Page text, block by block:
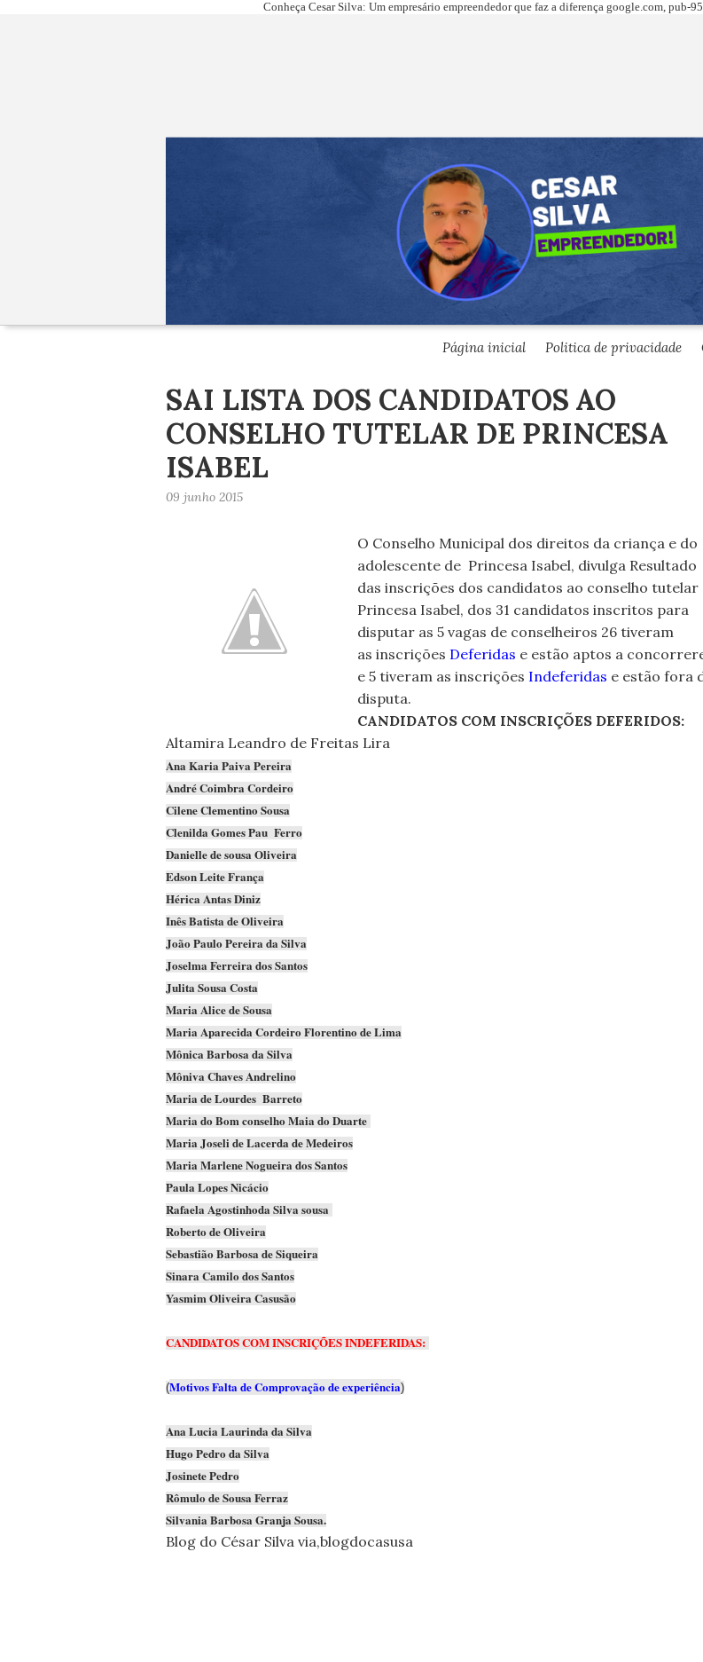
Conheça Cesar Silva: Um empresário empreendedor que faz a diferença google.com, pub-
Página inicial Politica de privacidade
SAI LISTA DOS CANDIDATOS AO
CONSELHO TUTELAR DE PRINCESA
ISABEL
09 junho 2015
O Conselho Municipal dos direitos da criança e do
adolescente de Princesa Isabel, divulga Resultado
das inscrições dos candidatos ao conselho tutelar
Princesa Isabel, dos 31 candidatos inscritos para
disputar as 5 vagas de conselheiros 26 tiveram
as inscrições Deferidas e estão aptos a
e 5 tiveram as inscrições Indeferidas e estão fora
disputa.
CANDIDATOS COM INSCRIÇÕES DEFERIDOS:
Altamira Leandro de Freitas Lira
Ana Karia Paiva Pereira
André Coimbra Cordeiro
Cilene Clementino Sousa
Clenilda Gomes Pau Ferro
Danielle de sousa Oliveira
Edson Leite França
Hérica Antas Diniz
Inês Batista de Oliveira
João Paulo Pereira da Silva
Joselma Ferreira dos Santos
Julita Sousa Costa
Maria Alice de Sousa
Maria Aparecida Cordeiro Florentino de Lima
Mônica Barbosa da Silva
Môniva Chaves Andrelino
Maria de Lourdes Barreto
Maria do Bom conselho Maia do Duarte
Maria Joseli de Lacerda de Medeiros
Maria Marlene Nogueira dos Santos
Paula Lopes Nicácio
Rafaela Agostinhoda Silva sousa
Roberto de Oliveira
Sebastião Barbosa de Siqueira
Sinara Camilo dos Santos
Yasmim Oliveira Casusão
CANDIDATOS COM INSCRIÇÕES INDEFERIDAS:
(Motivos Falta de Comprovação de experiência)
Ana Lucia Laurinda da Silva
Hugo Pedro da Silva
Josinete Pedro
Rômulo de Sousa Ferraz
Silvania Barbosa Granja Sousa.
Blog do César Silva via,blogdocasusa